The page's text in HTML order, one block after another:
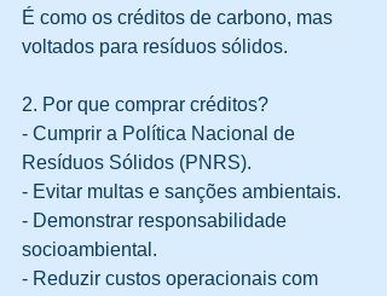
É como os créditos de carbono, mas
voltados para resíduos sólidos.
2. Por que comprar créditos?
- Cumprir a Política Nacional de
Resíduos Sólidos (PNRS).
- Evitar multas e sanções ambientais.
- Demonstrar responsabilidade
socioambiental.
- Reduzir custos operacionais com